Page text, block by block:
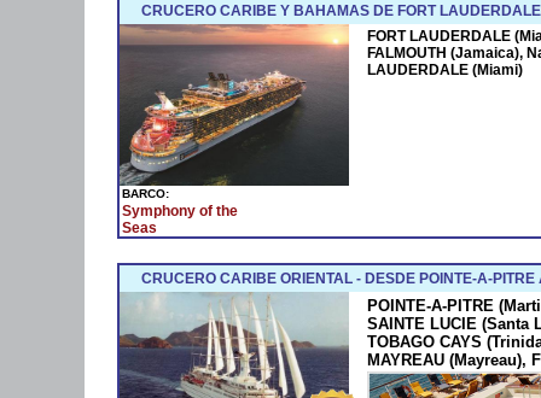
CRUCERO CARIBE Y BAHAMAS DE FORT
BARCO:
Symphony of the
Seas
FORT LAUDERDALE
FALMOUTH (Jamaica),
LAUDERDALE (Miami)
CRUCERO CARIBE ORIENTAL - DESDE POINTE-A-PITRE
POINTE-A-PITRE
SAINTE LUCIE (Santa
TOBAGO CAYS
MAYREAU (Mayreau),